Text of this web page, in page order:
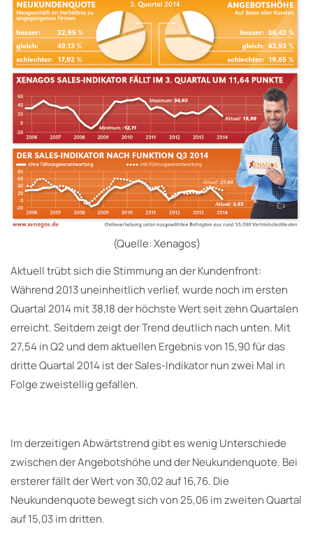
(Quelle: Xenagos)
Aktuell trübt sich die Stimmung an der Kundenfront:
Während 2013 uneinheitlich verlief, wurde noch im ersten
Quartal 2014 mit 38,18 der höchste Wert seit zehn Quartalen
erreicht. Seitdem zeigt der Trend deutlich nach unten. Mit
27,54 in Q2 und dem aktuellen Ergebnis von 15,90 für das
dritte Quartal 2014 ist der Sales-Indikator nun zwei Mal in
Folge zweistellig gefallen.
Im derzeitigen Abwärtstrend gibt es wenig Unterschiede
zwischen der Angebotshöhe und der Neukundenquote. Bei
ersterer fällt der Wert von 30,02 auf 16,76. Die
Neukundenquote bewegt sich von 25,06 im zweiten Quartal
auf 15,03 im dritten.